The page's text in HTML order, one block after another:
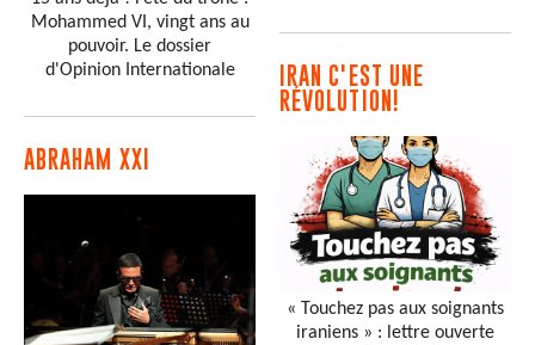
Mohammed VI, vingt ans au
pouvoir. Le dossier
d'Opinion Internationale
ABRAHAM XXI
IRAN C'EST UNE
RÉVOLUTION!
« Touchez pas aux soignants
iraniens » : lettre ouverte